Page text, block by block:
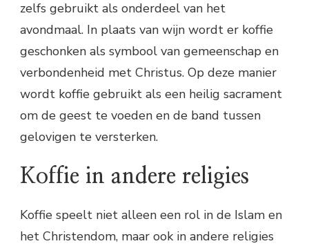
zelfs gebruikt als onderdeel van het
avondmaal. In plaats van wijn wordt er koffie
geschonken als symbool van gemeenschap en
verbondenheid met Christus. Op deze manier
wordt koffie gebruikt als een heilig sacrament
om de geest te voeden en de band tussen
gelovigen te versterken.
Koffie in andere religies
Koffie speelt niet alleen een rol in de Islam en
het Christendom, maar ook in andere religies